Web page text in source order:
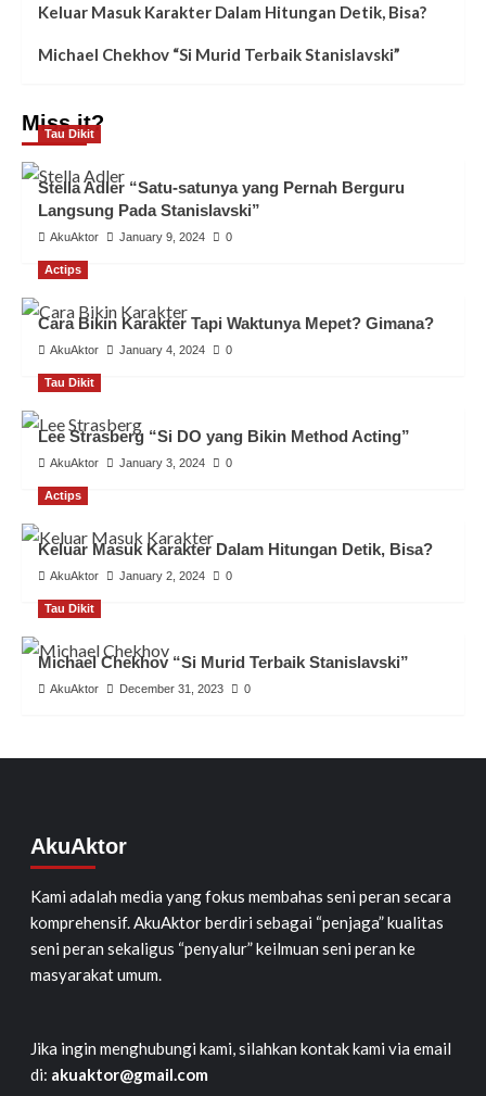
Keluar Masuk Karakter Dalam Hitungan Detik, Bisa?
Michael Chekhov “Si Murid Terbaik Stanislavski”
Miss it?
Tau Dikit
Stella Adler “Satu-satunya yang Pernah Berguru
Langsung Pada Stanislavski”
AkuAktor January 9, 2024 0
Actips
Cara Bikin Karakter Tapi Waktunya Mepet? Gimana?
AkuAktor January 4, 2024 0
Tau Dikit
Lee Strasberg “Si DO yang Bikin Method Acting”
AkuAktor January 3, 2024 0
Actips
Keluar Masuk Karakter Dalam Hitungan Detik, Bisa?
AkuAktor January 2, 2024 0
Tau Dikit
Michael Chekhov “Si Murid Terbaik Stanislavski”
AkuAktor December 31, 2023 0
AkuAktor
Kami adalah media yang fokus membahas seni peran secara
komprehensif. AkuAktor berdiri sebagai “penjaga” kualitas
seni peran sekaligus “penyalur” keilmuan seni peran ke
masyarakat umum.
Jika ingin menghubungi kami, silahkan kontak kami via email
di: akuaktor@gmail.com